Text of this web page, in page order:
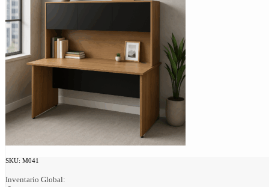
SKU: M041
Inventario Global: